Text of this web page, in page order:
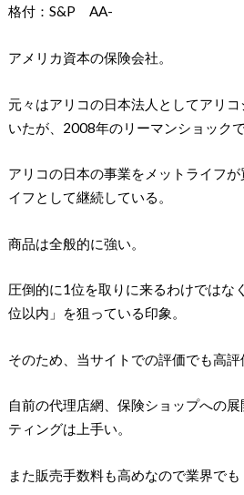
格付：S&P AA-
アメリカ資本の保険会社。
元々はアリコの日本法人としてアリ
いたが、2008年のリーマンショックで
アリコの日本の事業をメットライフ
イフとして継続している。
商品は全般的に強い。
圧倒的に1位を取りに来るわけではな
位以内」を狙っている印象。
そのため、当サイトでの評価でも高評
自前の代理店網、保険ショップへの
ティングは上手い。
また販売手数料も高めなので業界でも